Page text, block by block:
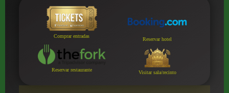
Comprar entradas
Reservar hotel
Reservar restaurante Visitar sala/recinto